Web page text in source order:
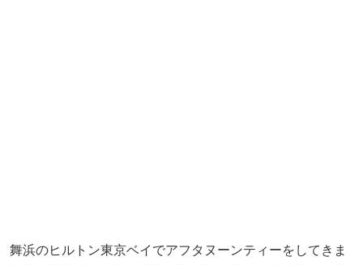
舞浜のヒルトン東京ベイでアフタヌーンティーをしてきま